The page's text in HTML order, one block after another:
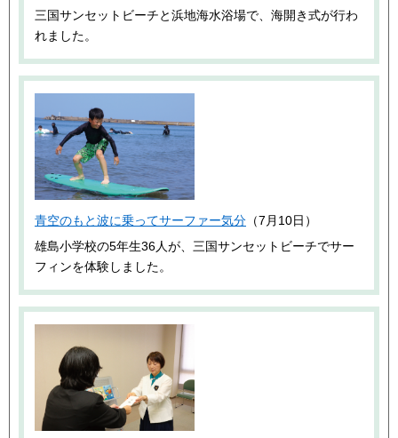
三国サンセットビーチと浜地海水浴場で、海開き式が行わ
れました。
青空のもと波に乗ってサーファー気分 （7月10日）
雄島小学校の5年生36人が、三国サンセットビーチでサー
フィンを体験しました。